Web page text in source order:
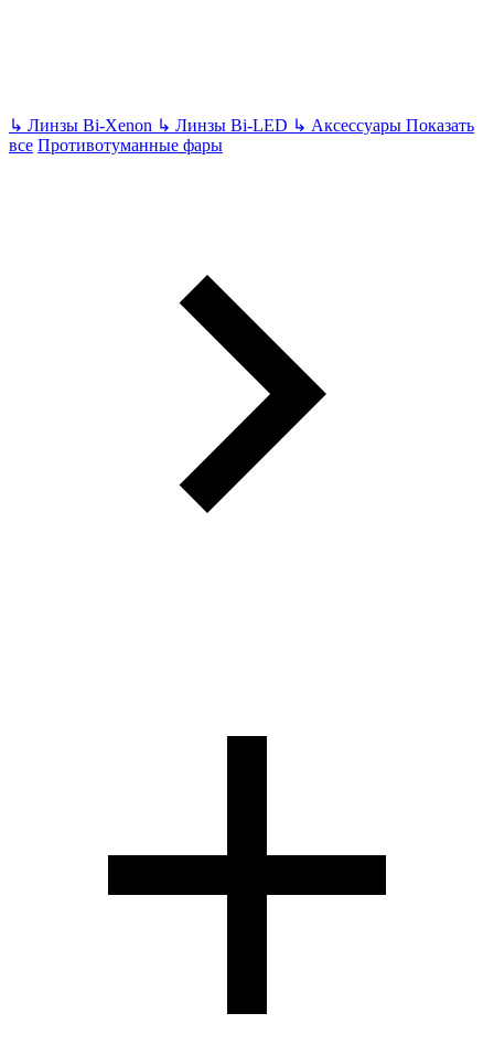
↳ Линзы Bi-Xenon ↳ Линзы Bi-LED ↳ Аксессуары Показать
все Противотуманные фары